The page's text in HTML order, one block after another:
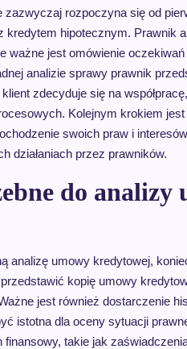
rozpoczyna się od
hipotecznym. Prawnik
ważne jest omówienie
analizie sprawy prawnik
zdecyduje się na
Kolejnym krokiem
swoich praw i
działaniach przez prawników.
do analizy
analizę umowy kredytowej,
kopię umowy
jest również dostarczenie
istotna dla oceny sytuacji
takie jak